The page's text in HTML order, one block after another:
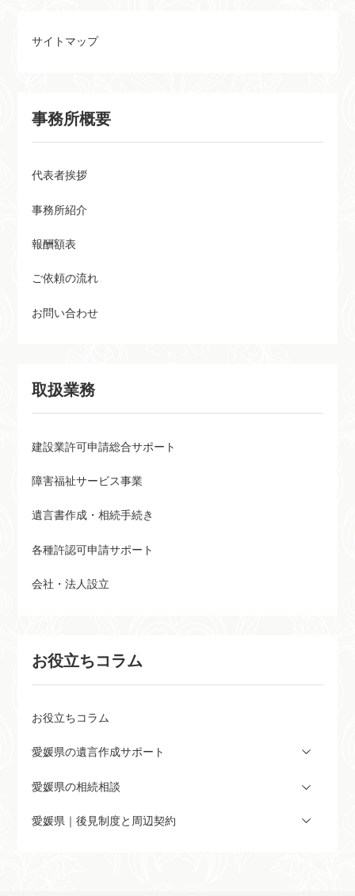
ます。相続トラブルを予防し、
サイトマップ
事務所概要
代表者挨拶
事務所紹介
報酬額表
ご依頼の流れ
お問い合わせ
取扱業務
建設業許可申請総合サポート
障害福祉サービス事業
遺言書作成・相続手続き
各種許認可申請サポート
会社・法人設立
お役立ちコラム
お役立ちコラム
愛媛県の遺言作成サポート
愛媛県の相続相談
愛媛県｜後見制度と周辺契約